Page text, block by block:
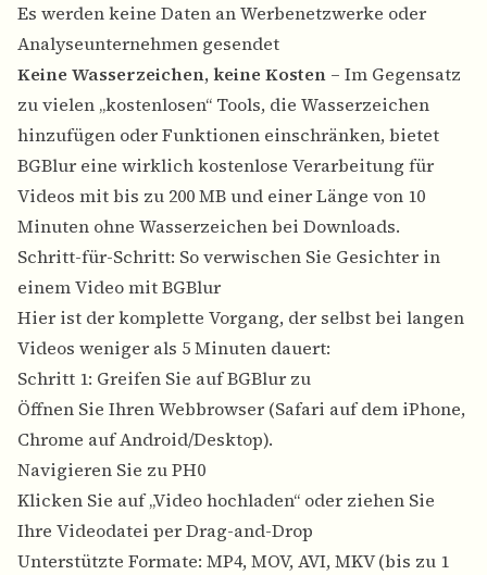
Es werden keine Daten an Werbenetzwerke oder
Analyseunternehmen gesendet
Keine Wasserzeichen, keine Kosten – Im Gegensatz
zu vielen „kostenlosen“ Tools, die Wasserzeichen
hinzufügen oder Funktionen einschränken, bietet
BGBlur eine wirklich kostenlose Verarbeitung für
Videos mit bis zu 200 MB und einer Länge von 10
Minuten ohne Wasserzeichen bei Downloads.
Schritt-für-Schritt: So verwischen Sie Gesichter in
einem Video mit BGBlur
Hier ist der komplette Vorgang, der selbst bei langen
Videos weniger als 5 Minuten dauert:
Schritt 1: Greifen Sie auf BGBlur zu
Öffnen Sie Ihren Webbrowser (Safari auf dem iPhone,
Chrome auf Android/Desktop).
Navigieren Sie zu PH0
Klicken Sie auf „Video hochladen“ oder ziehen Sie
Ihre Videodatei per Drag-and-Drop
Unterstützte Formate: MP4, MOV, AVI, MKV (bis zu 1